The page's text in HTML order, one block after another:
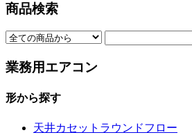
商品検索
業務用エアコン
形から探す
天井カセットラウンドフロー